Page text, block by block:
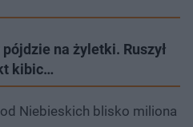
na żyletki. Ruszył
kibic…
Niebieskich blisko miliona